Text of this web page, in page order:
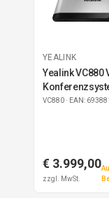
YEALINK
Yealink VC880
VC880 · EAN:
€ 3.999,00
zzgl. MwSt.